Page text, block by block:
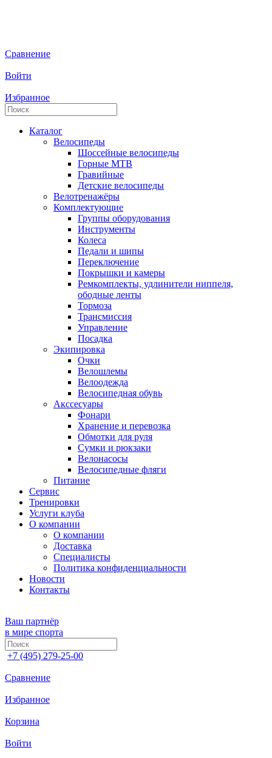
Сравнение
Войти
Избранное
Каталог
Велосипеды
Шоссейные велосипеды
Горные МTB
Гравийные
Детские велосипеды
Велотренажёры
Комплектующие
Группы оборудования
Инструменты
Колеса
Педали и шипы
Переключение
Покрышки и камеры
Ремкомплекты, удлинители ниппеля,
ободные ленты
Тормоза
Трансмиссия
Управление
Посадка
Экипировка
Очки
Велошлемы
Велоодежда
Велосипедная обувь
Акссесуары
Фонари
Хранение и перевозка
Обмотки для руля
Сумки и рюкзаки
Велонасосы
Велосипедные фляги
Питание
Сервис
Тренировки
Услуги клуба
О компании
О компании
Доставка
Специалисты
Политика конфиденциальности
Новости
Контакты
Ваш партнёр
в мире спорта
+7 (495) 279-25-00
Сравнение
Избранное
Корзина
Войти